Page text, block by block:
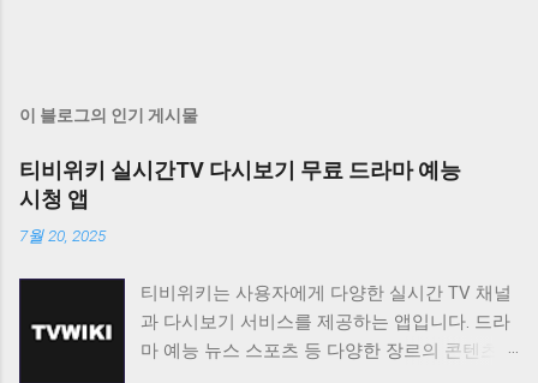
이 블로그의 인기 게시물
티비위키 실시간TV 다시보기 무료 드라마 예능
시청 앱
7월 20, 2025
티비위키는 사용자에게 다양한 실시간 TV 채널
과 다시보기 서비스를 제공하는 앱입니다. 드라
마 예능 뉴스 스포츠 등 다양한 장르의 콘텐츠를